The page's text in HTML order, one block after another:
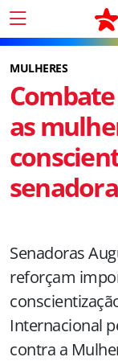
MULHERES
as
Senadoras
reforçam
Internacional
contra a